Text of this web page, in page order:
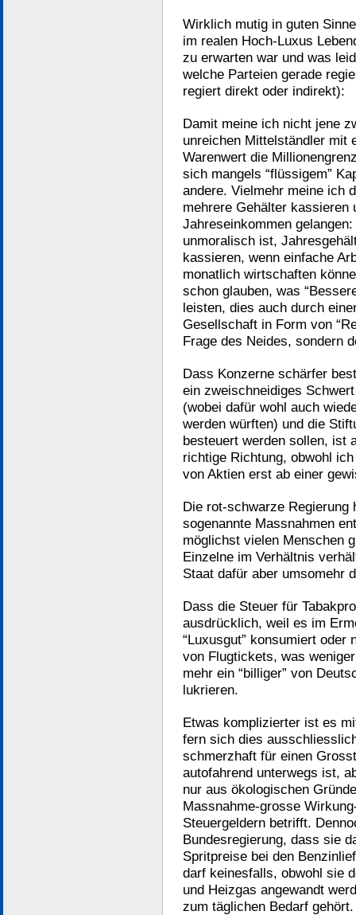
Wirklich mutig in guten
im realen Hoch-Luxus
zu erwarten war und was
welche Parteien gerade
regiert direkt oder indirekt):
Damit meine ich nicht jene
unreichen Mittelständler mit
Warenwert die
sich mangels “flüssigem”
andere. Vielmehr meine ich
mehrere Gehälter kassieren
Jahreseinkommen
unmoralisch ist,
kassieren, wenn einfache
monatlich wirtschaften
schon glauben, was
leisten, dies auch durch
Gesellschaft in Form von
Frage des Neides, sondern
Dass Konzerne schärfer
ein zweischneidiges
(wobei dafür wohl auch
werden würften) und die
besteuert werden sollen, ist
richtige Richtung, obwohl
von Aktien erst ab einer
Die rot-schwarze Regierung
sogenannte Massnahmen
möglichst vielen Menschen
Einzelne im Verhältnis
Staat dafür aber umsomehr
Dass die Steuer für
ausdrücklich, weil es im
“Luxusgut” konsumiert
von Flugtickets, was
mehr ein “billiger” von
lukrieren.
Etwas komplizierter ist es
fern sich dies
schmerzhaft für einen
autofahrend unterwegs ist,
nur aus ökologischen
Massnahme-grosse
Steuergeldern betrifft.
Bundesregierung, dass sie
Spritpreise bei den
darf keinesfalls, obwohl sie
und Heizgas angewandt
zum täglichen Bedarf gehört.